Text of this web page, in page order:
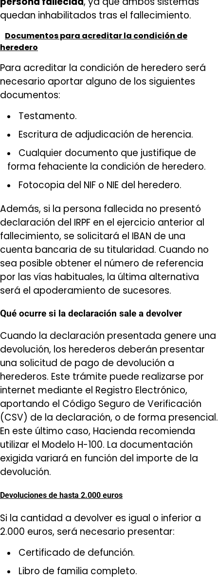
quedan inhabilitados tras el fallecimiento.
Documentos para acreditar la condición de
heredero
Para acreditar la condición de heredero será
necesario aportar alguno de los siguientes
documentos:
Testamento.
Escritura de adjudicación de herencia.
Cualquier documento que justifique de
forma fehaciente la condición de heredero.
Fotocopia del NIF o NIE del heredero.
Además, si la persona fallecida no presentó
declaración del IRPF en el ejercicio anterior al
fallecimiento, se solicitará el IBAN de una
cuenta bancaria de su titularidad. Cuando no
sea posible obtener el número de referencia
por las vías habituales, la última alternativa
será el apoderamiento de sucesores.
Qué ocurre si la declaración sale a devolver
Cuando la declaración presentada genere una
devolución, los herederos deberán presentar
una solicitud de pago de devolución a
herederos. Este trámite puede realizarse por
internet mediante el Registro Electrónico,
aportando el Código Seguro de Verificación
(CSV) de la declaración, o de forma presencial.
En este último caso, Hacienda recomienda
utilizar el Modelo H-100. La documentación
exigida variará en función del importe de la
devolución.
Devoluciones de hasta 2.000 euros
Si la cantidad a devolver es igual o inferior a
2.000 euros, será necesario presentar:
Certificado de defunción.
Libro de familia completo.